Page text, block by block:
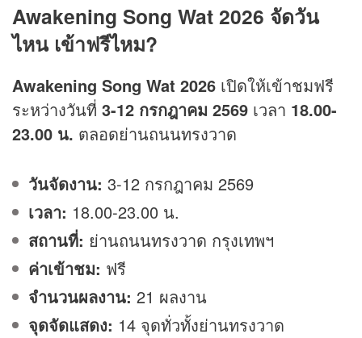
Awakening Song Wat 2026 จัดวัน
ไหน เข้าฟรีไหม?
Awakening Song Wat 2026 เปิดให้เข้าชมฟรี
ระหว่างวันที่ 3-12 กรกฎาคม 2569 เวลา 18.00-
23.00 น. ตลอดย่านถนนทรงวาด
วันจัดงาน: 3-12 กรกฎาคม 2569
เวลา: 18.00-23.00 น.
สถานที่: ย่านถนนทรงวาด กรุงเทพฯ
ค่าเข้าชม: ฟรี
จำนวนผลงาน: 21 ผลงาน
จุดจัดแสดง: 14 จุดทั่วทั้งย่านทรงวาด